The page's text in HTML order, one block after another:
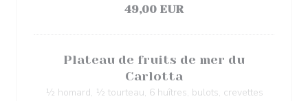
49,00 EUR
Plateau de fruits de mer du
Carlotta
½ homard, ½ tourteau, 6 huîtres, bulots, crevettes